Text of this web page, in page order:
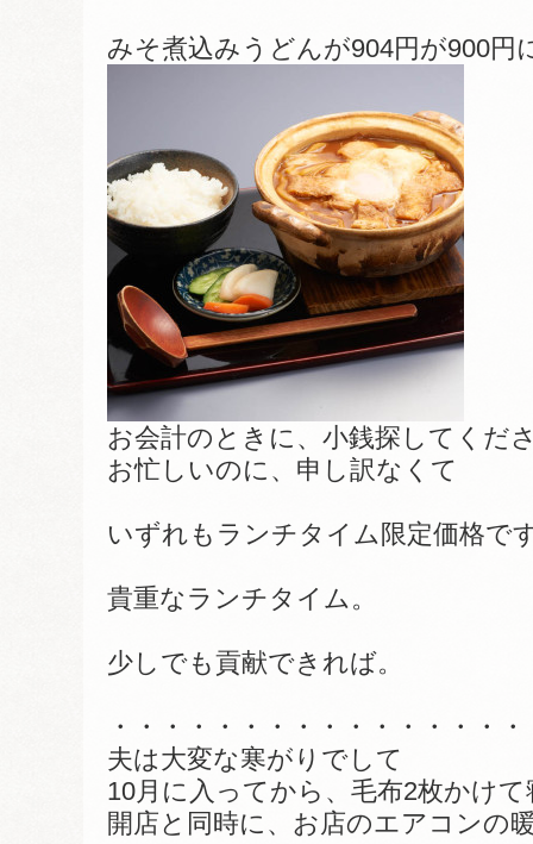
みそ煮込みうどんが904円が900円
お会計のときに、小銭探してくだ
お忙しいのに、申し訳なくて
いずれもランチタイム限定価格で
貴重なランチタイム。
少しでも貢献できれば。
・・・・・・・・・・・・・・・
夫は大変な寒がりでして
10月に入ってから、毛布2枚かけ
開店と同時に、お店のエアコンの